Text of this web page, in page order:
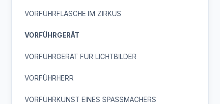
VORFÜHRFLÄSCHE IM ZIRKUS
VORFÜHRGERÄT
VORFÜHRGERÄT FÜR LICHTBILDER
VORFÜHRHERR
VORFÜHRKUNST EINES SPASSMACHERS